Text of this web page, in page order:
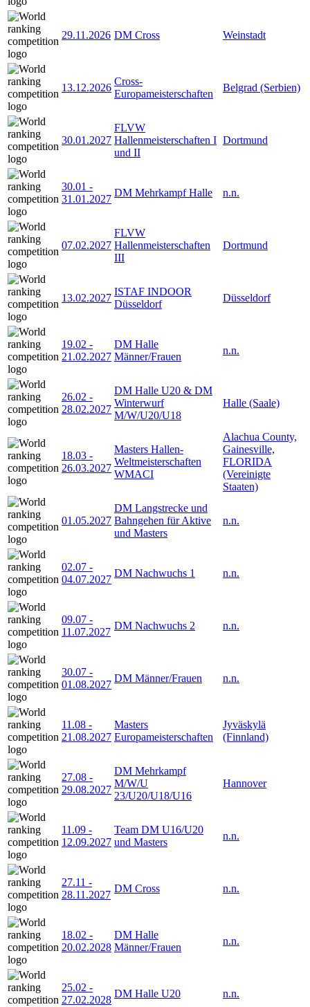
29.11.2026 DM Cross Weinstadt
13.12.2026
Cross-
Europameisterschaften
Belgrad (Serbien)
30.01.2027
FLVW
Hallenmeisterschaften I
und II
Dortmund
30.01 -
31.01.2027
DM Mehrkampf Halle n.n.
07.02.2027
FLVW
Hallenmeisterschaften
III
Dortmund
13.02.2027
ISTAF INDOOR
Düsseldorf
Düsseldorf
19.02 -
21.02.2027
DM Halle
Männer/Frauen
n.n.
26.02 -
28.02.2027
DM Halle U20 & DM
Winterwurf
M/W/U20/U18
Halle (Saale)
18.03 -
26.03.2027
Masters Hallen-
Weltmeisterschaften
WMACI
Alachua County,
Gainesville,
FLORIDA
(Vereinigte
Staaten)
01.05.2027
DM Langstrecke und
Bahngehen für Aktive
und Masters
n.n.
02.07 -
04.07.2027
DM Nachwuchs 1 n.n.
09.07 -
11.07.2027
DM Nachwuchs 2 n.n.
30.07 -
01.08.2027
DM Männer/Frauen n.n.
11.08 -
21.08.2027
Masters
Europameisterschaften
Jyväskylä
(Finnland)
27.08 -
29.08.2027
DM Mehrkampf
M/W/U
23/U20/U18/U16
Hannover
11.09 -
12.09.2027
Team DM U16/U20
und Masters
n.n.
27.11 -
28.11.2027
DM Cross n.n.
18.02 -
20.02.2028
DM Halle
Männer/Frauen
n.n.
25.02 -
27.02.2028
DM Halle U20 n.n.